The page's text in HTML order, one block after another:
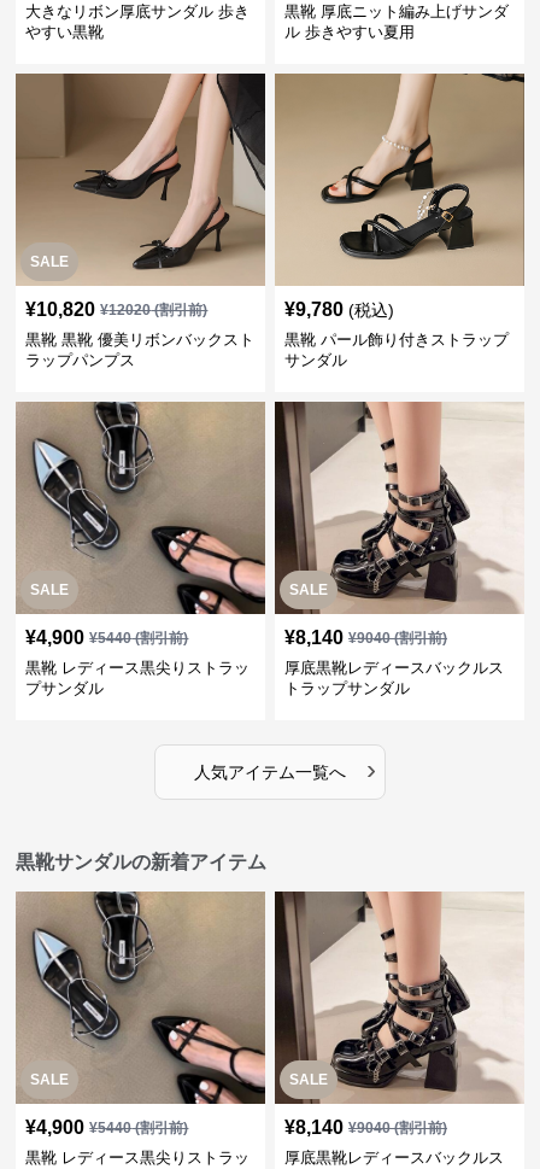
大きなリボン厚底サンダル 歩き
やすい黒靴
黒靴 厚底ニット編み上げサンダ
ル 歩きやすい夏用
SALE
¥10,820 ¥12020(割引前)
黒靴 黒靴 優美リボンバックスト
ラップパンプス
¥9,780 (税込)
黒靴 パール飾り付きストラップ
サンダル
SALE
¥4,900 ¥5440(割引前)
黒靴 レディース黒尖りストラッ
プサンダル
SALE
¥8,140 ¥9040(割引前)
厚底黒靴レディースバックルス
トラップサンダル
人気アイテム一覧へ ›
黒靴サンダルの新着アイテム
SALE
¥4,900 ¥5440(割引前)
黒靴 レディース黒尖りストラッ
SALE
¥8,140 ¥9040(割引前)
厚底黒靴レディースバックルス